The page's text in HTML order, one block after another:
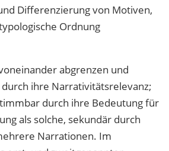
Differenzierung von Motiven,
Ordnung
abgrenzen und
ihre Narrativitätsrelevanz;
durch ihre Bedeutung für
als solche, sekundär durch
Narrationen. Im